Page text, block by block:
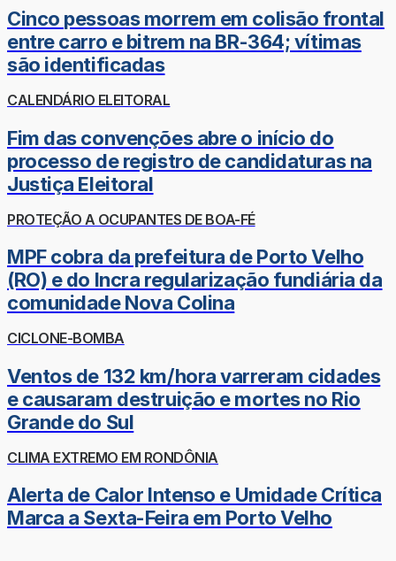
Cinco pessoas morrem em colisão frontal
entre carro e bitrem na BR-364; vítimas
são identificadas
CALENDÁRIO ELEITORAL
Fim das convenções abre o início do
processo de registro de candidaturas na
Justiça Eleitoral
PROTEÇÃO A OCUPANTES DE BOA-FÉ
MPF cobra da prefeitura de Porto Velho
(RO) e do Incra regularização fundiária da
comunidade Nova Colina
CICLONE-BOMBA
Ventos de 132 km/hora varreram cidades
e causaram destruição e mortes no Rio
Grande do Sul
CLIMA EXTREMO EM RONDÔNIA
Alerta de Calor Intenso e Umidade Crítica
Marca a Sexta-Feira em Porto Velho